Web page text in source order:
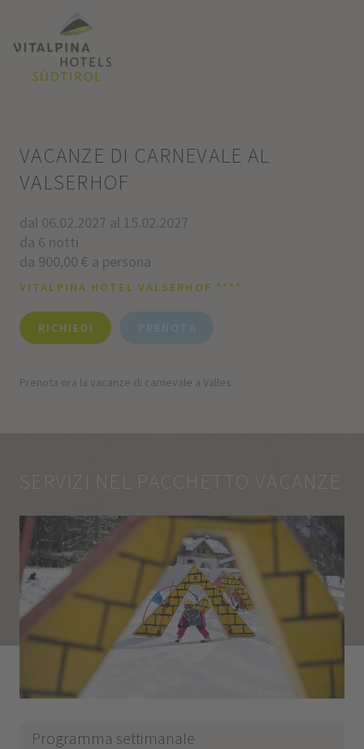
VACANZE DI CARNEVALE AL
VALSERHOF
dal 06.02.2027 al 15.02.2027
da 6 notti
da 900,00 € a persona
VITALPINA HOTEL VALSERHOF ****
RICHIEDI PRENOTA
Prenota ora la vacanze di carnevale a Valles
SERVIZI NEL PACCHETTO VACANZE
Programma settimanale